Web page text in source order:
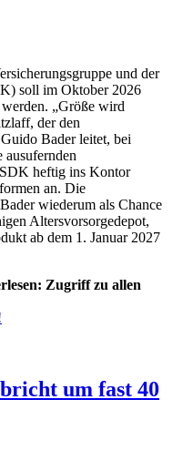
und der
soll im Oktober 2026
„Größe wird
der den
Bader leitet, bei
ausufernden
SDK heftig ins Kontor
an. Die
wiederum als Chance
Altersvorsorgedepot,
ab dem 1. Januar 2027
Zugriff zu allen
um fast 40